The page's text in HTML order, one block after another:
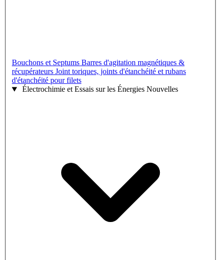
Bouchons et Septums Barres d'agitation magnétiques &
récupérateurs Joint toriques, joints d'étanchéité et rubans
d'étanchéité pour filets
Électrochimie et Essais sur les Énergies Nouvelles